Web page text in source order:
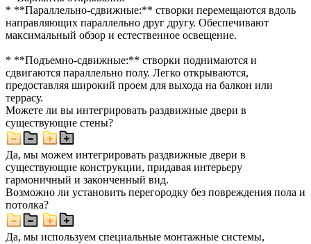
* **Параллельно-сдвижные:** створки перемещаются вдоль
направляющих параллельно друг другу. Обеспечивают
максимальный обзор и естественное освещение.
* **Подъемно-сдвижные:** створки поднимаются и
сдвигаются параллельно полу. Легко открываются,
предоставляя широкий проем для выхода на балкон или
террасу.
Можете ли вы интегрировать раздвижные двери в
существующие стены?
Да, мы можем интегрировать раздвижные двери в
существующие конструкции, придавая интерьеру
гармоничный и законченный вид.
Возможно ли установить перегородку без повреждения пола и
потолка?
Да, мы используем специальные монтажные системы,